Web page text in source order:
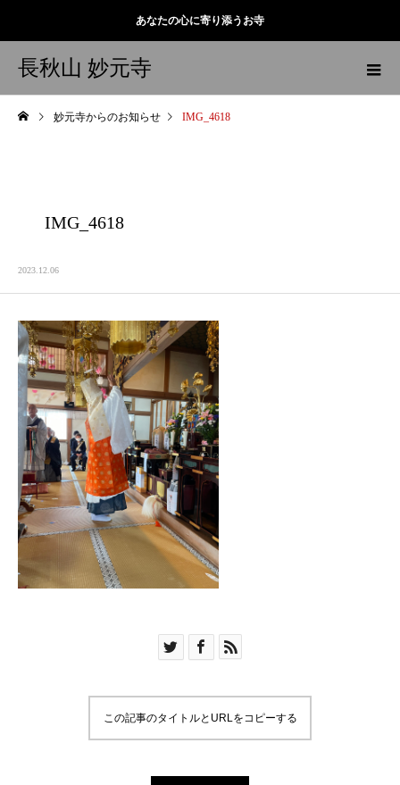
あなたの心に寄り添うお寺
長秋山 妙元寺
妙元寺からのお知らせ IMG_4618
IMG_4618
2023.12.06
この記事のタイトルとURLをコピーする